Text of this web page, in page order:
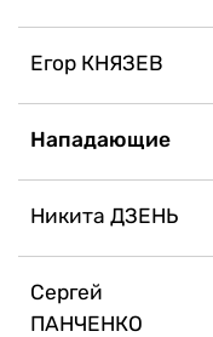
Егор КНЯЗЕВ
Нападающие
Никита ДЗЕНЬ
Сергей
ПАНЧЕНКО